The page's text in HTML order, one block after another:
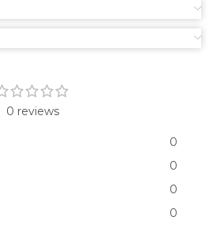
0 reviews
0
0
0
0